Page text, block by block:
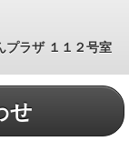
プラザ １１２号室
せ